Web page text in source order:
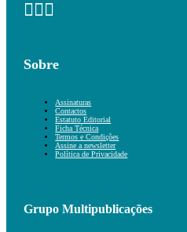
Sobre
Assinaturas
Contactos
Estatuto Editorial
Ficha Técnica
Termos e Condições
Assine a newsletter
Política de Privacidade
Grupo Multipublicações